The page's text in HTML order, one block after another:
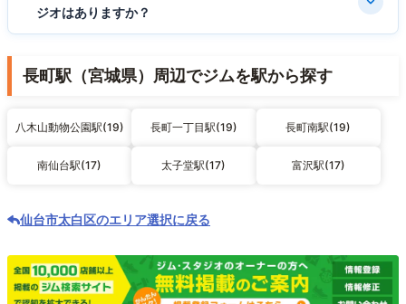
ジオはありますか？
長町駅（宮城県）周辺でジムを駅から探す
八木山動物公園駅(19) 長町一丁目駅(19) 長町南駅(19)
南仙台駅(17) 太子堂駅(17) 富沢駅(17)
仙台市太白区のエリア選択に戻る